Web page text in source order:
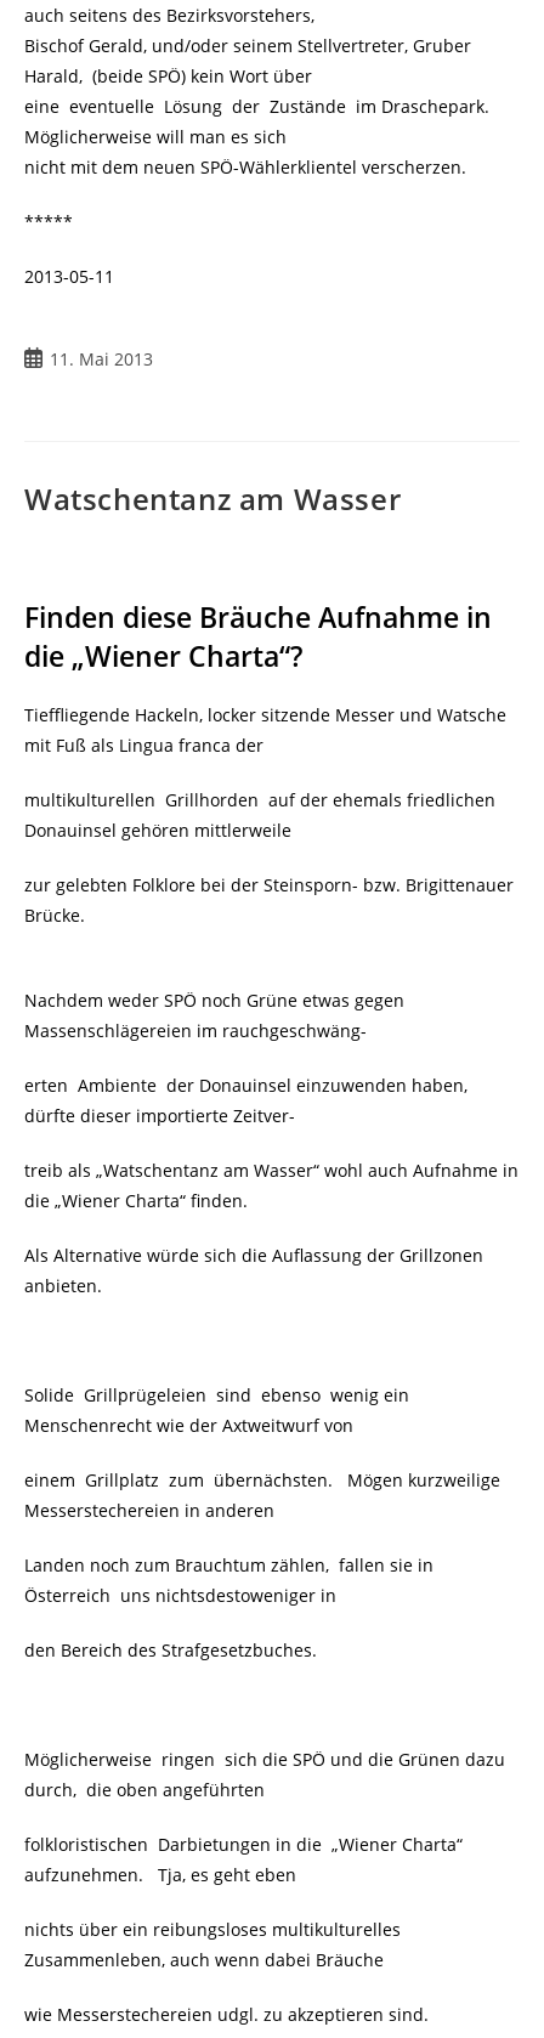
auch seitens des Bezirksvorstehers,
Bischof Gerald, und/oder seinem Stellvertreter, Gruber
Harald, (beide SPÖ) kein Wort über
eine eventuelle Lösung der Zustände im Draschepark.
Möglicherweise will man es sich
nicht mit dem neuen SPÖ-Wählerklientel verscherzen.
*****
2013-05-11
11. Mai 2013
Watschentanz am Wasser
Finden diese Bräuche Aufnahme in
die „Wiener Charta“?
Tieffliegende Hackeln, locker sitzende Messer und Watsche
mit Fuß als Lingua franca der
multikulturellen Grillhorden auf der ehemals friedlichen
Donauinsel gehören mittlerweile
zur gelebten Folklore bei der Steinsporn- bzw. Brigittenauer
Brücke.
Nachdem weder SPÖ noch Grüne etwas gegen
Massenschlägereien im rauchgeschwäng-
erten Ambiente der Donauinsel einzuwenden haben,
dürfte dieser importierte Zeitver-
treib als „Watschentanz am Wasser“ wohl auch Aufnahme in
die „Wiener Charta“ finden.
Als Alternative würde sich die Auflassung der Grillzonen
anbieten.
Solide Grillprügeleien sind ebenso wenig ein
Menschenrecht wie der Axtweitwurf von
einem Grillplatz zum übernächsten. Mögen kurzweilige
Messerstechereien in anderen
Landen noch zum Brauchtum zählen, fallen sie in
Österreich uns nichtsdestoweniger in
den Bereich des Strafgesetzbuches.
Möglicherweise ringen sich die SPÖ und die Grünen dazu
durch, die oben angeführten
folkloristischen Darbietungen in die „Wiener Charta“
aufzunehmen. Tja, es geht eben
nichts über ein reibungsloses multikulturelles
Zusammenleben, auch wenn dabei Bräuche
wie Messerstechereien udgl. zu akzeptieren sind.